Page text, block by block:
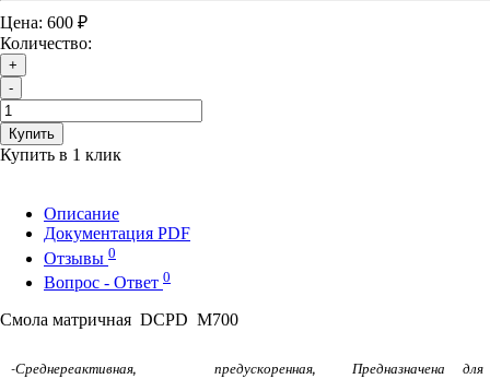
Цена: 600 ₽
Количество:
+
-
Купить
Купить в 1 клик
Описание
Документация PDF
Отзывы 0
Вопрос - Ответ 0
Cмола матричная DCPD М700
-Среднереактивная, предускоренная,
Предназначена